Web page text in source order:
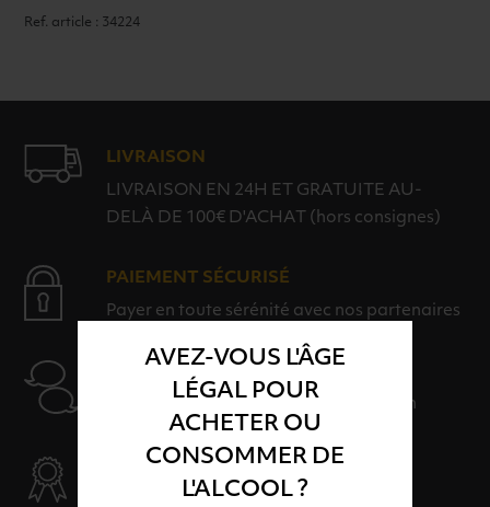
AVEZ-VOUS L'ÂGE
LÉGAL POUR
ACHETER OU
CONSOMMER DE
L'ALCOOL ?
Ref. article : 34224
LIVRAISON
LIVRAISON EN 24H ET GRATUITE AU-
DELÀ DE 100€ D'ACHAT (hors consignes)
PAIEMENT SÉCURISÉ
Payer en toute sérénité avec nos partenaires
Nos conseillers sont à votre disposition
SÉLECTION & QUALITÉ
Des produits sélectionnés avec soins